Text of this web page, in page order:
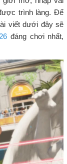
trình làng. Để
viết dưới đây sẽ
6 đáng chơi nhất,